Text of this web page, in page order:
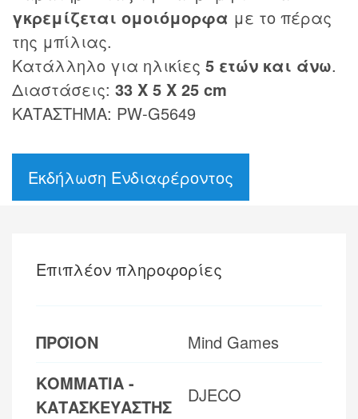
γκρεμίζεται ομοιόμορφα με το πέρας
της μπίλιας.
Κατάλληλο για ηλικίες 5 ετών και άνω.
Διαστάσεις: 33 Χ 5 Χ 25 cm
ΚΑΤΑΣΤΗΜΑ: PW-G5649
Εκδήλωση Ενδιαφέροντος
Επιπλέον πληροφορίες
ΠΡΟΪΟΝ
Mind Games
ΚΟΜΜΑΤΙΑ -
ΚΑΤΑΣΚΕΥΑΣΤΗΣ
DJECO